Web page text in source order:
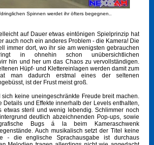
Spinnen werdet ihr öfters begegnen..
auf Dauer etwas eintönigen Spielprinzip hat
auch noch ein anderes Problem - die Kamera! Die
immer dort, wo ihr sie am wenigsten gebrauchen
in ohnehin schon unübersichtlichen
hin und her um das Chaos zu vervollständigen.
Hüpf- und Klettereinlagen werden damit zum
man dadurch erstmal eines der seltenen
ist der Frust meist groß.
keine uneingeschränkte Freude breit machen.
Details und Effekte innerhalb der Levels enthalten,
etwas steril und wenig lebendig. Schlimmer noch
deutlich abzeichnenden Pop-ups, sowie
Bugs á la beim Kameraschwenk
Auch musikalisch setzt der Titel keine
- die englische Sprachausgabe ist durchaus